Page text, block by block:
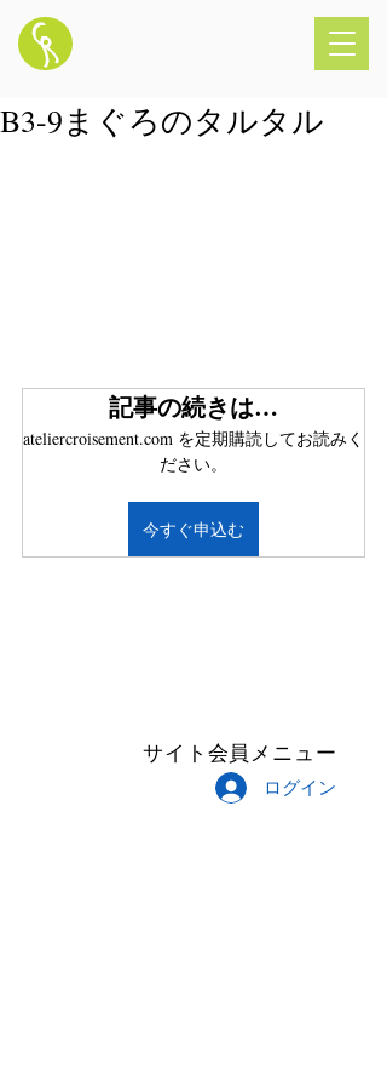
B3-9まぐろのタルタル
記事の続きは…
ateliercroisement.com を定期購読してお読みく
ださい。
今すぐ申込む
サイト会員メニュー
ログイン